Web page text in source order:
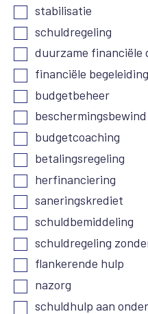
stabilisatie
schuldregeling
duurzame financiële
financiële begeleiding
budgetbeheer
beschermingsbewind
budgetcoaching
betalingsregeling
herfinanciering
saneringskrediet
schuldbemiddeling
schuldregeling
flankerende hulp
nazorg
schuldhulp aan